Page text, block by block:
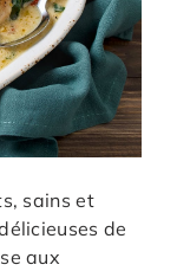
sains et
de
aux